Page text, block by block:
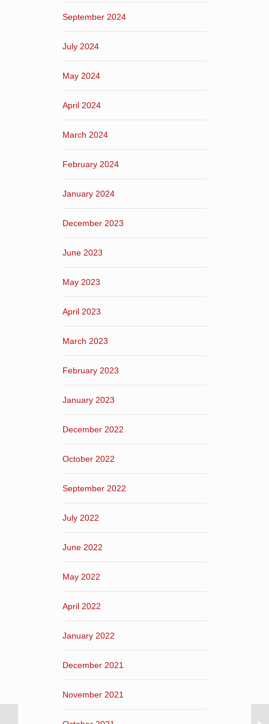
September 2024
July 2024
May 2024
April 2024
March 2024
February 2024
January 2024
December 2023
June 2023
May 2023
April 2023
March 2023
February 2023
January 2023
December 2022
October 2022
September 2022
July 2022
June 2022
May 2022
April 2022
January 2022
December 2021
November 2021